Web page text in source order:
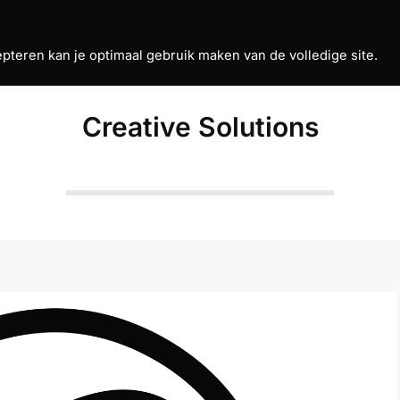
Creative Solutions
kan je optimaal gebruik maken van de volledige site.